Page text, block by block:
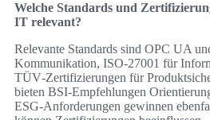
Welche Standards und
IT relevant?
Relevante Standards sind OPC UA
Kommunikation, ISO‑27001 für
TÜV‑Zertifizierungen für
bieten BSI‑Empfehlungen
ESG‑Anforderungen gewinnen